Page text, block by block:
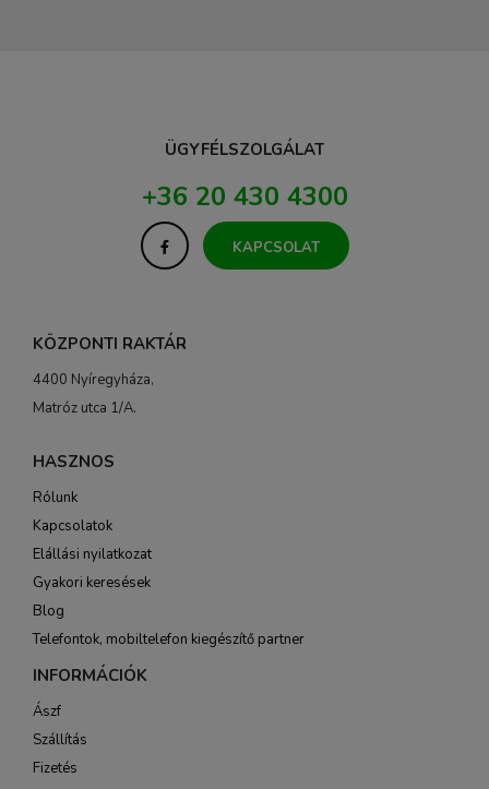
ÜGYFÉLSZOLGÁLAT
+36 20 430 4300
KAPCSOLAT
KÖZPONTI RAKTÁR
4400 Nyíregyháza,
Matróz utca 1/A.
HASZNOS
Rólunk
Kapcsolatok
Elállási nyilatkozat
Gyakori keresések
Blog
Telefontok, mobiltelefon kiegészítő partner
INFORMÁCIÓK
Ászf
Szállítás
Fizetés